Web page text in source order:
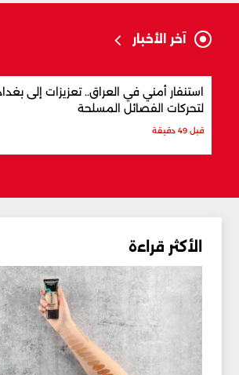
آخر الأخبار
استنفار أمني في العراق.. تعزيزات إلى
لتحركات الفصائل المسلحة
قبل 49 دقيقة
الأكثر قراءة